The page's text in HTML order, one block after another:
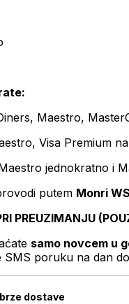
Maestro,
Visa Premium na
jednokratno i
putem Monri
PREUZIMANJU
samo novcem u
SMS poruku na dan
dostave